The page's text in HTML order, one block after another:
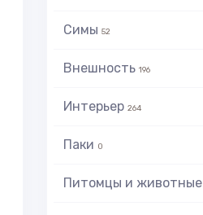
Симы 52
Внешность 196
Интерьер 264
Паки 0
Питомцы и животные